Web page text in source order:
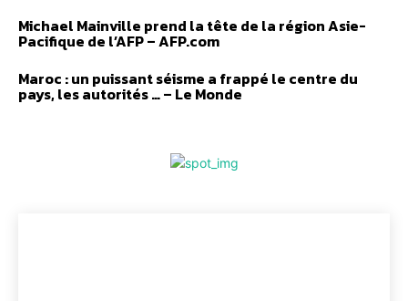
Michael Mainville prend la tête de la région Asie-
Pacifique de l’AFP – AFP.com
Maroc : un puissant séisme a frappé le centre du
pays, les autorités … – Le Monde